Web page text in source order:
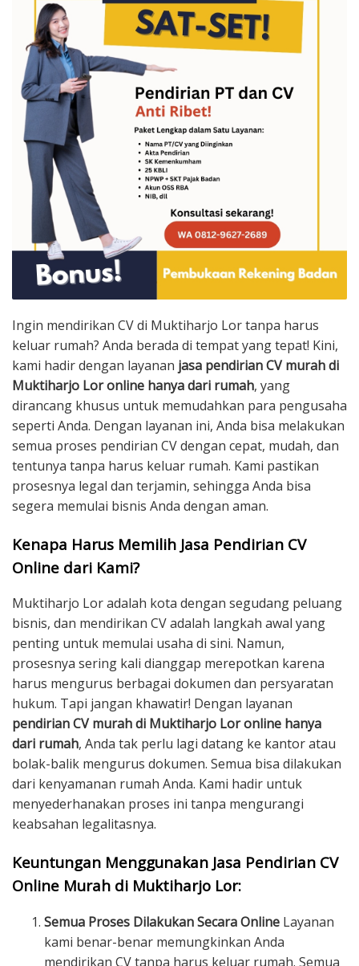
Ingin mendirikan CV di Muktiharjo Lor tanpa harus
keluar rumah? Anda berada di tempat yang tepat! Kini,
kami hadir dengan layanan jasa pendirian CV murah di
Muktiharjo Lor online hanya dari rumah, yang
dirancang khusus untuk memudahkan para pengusaha
seperti Anda. Dengan layanan ini, Anda bisa melakukan
semua proses pendirian CV dengan cepat, mudah, dan
tentunya tanpa harus keluar rumah. Kami pastikan
prosesnya legal dan terjamin, sehingga Anda bisa
segera memulai bisnis Anda dengan aman.
Kenapa Harus Memilih Jasa Pendirian CV
Online dari Kami?
Muktiharjo Lor adalah kota dengan segudang peluang
bisnis, dan mendirikan CV adalah langkah awal yang
penting untuk memulai usaha di sini. Namun,
prosesnya sering kali dianggap merepotkan karena
harus mengurus berbagai dokumen dan persyaratan
hukum. Tapi jangan khawatir! Dengan layanan
pendirian CV murah di Muktiharjo Lor online hanya
dari rumah, Anda tak perlu lagi datang ke kantor atau
bolak-balik mengurus dokumen. Semua bisa dilakukan
dari kenyamanan rumah Anda. Kami hadir untuk
menyederhanakan proses ini tanpa mengurangi
keabsahan legalitasnya.
Keuntungan Menggunakan Jasa Pendirian CV
Online Murah di Muktiharjo Lor:
Semua Proses Dilakukan Secara Online Layanan
kami benar-benar memungkinkan Anda
mendirikan CV tanpa harus keluar rumah. Semua